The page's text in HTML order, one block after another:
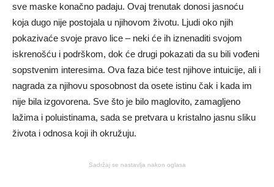
sve maske konačno padaju. Ovaj trenutak donosi jasnoću
koja dugo nije postojala u njihovom životu. Ljudi oko njih
pokazivaće svoje pravo lice – neki će ih iznenaditi svojom
iskrenošću i podrškom, dok će drugi pokazati da su bili vođeni
sopstvenim interesima. Ova faza biće test njihove intuicije, ali i
nagrada za njihovu sposobnost da osete istinu čak i kada im
nije bila izgovorena. Sve što je bilo maglovito, zamagljeno
lažima i poluistinama, sada se pretvara u kristalno jasnu sliku
života i odnosa koji ih okružuju.
Sadržaj se nastavlja nakon oglasa